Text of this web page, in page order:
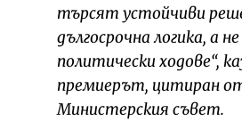
търсят устойчиви
дългосрочна логика, а
политически ходове“,
премиерът, цитиран
Министерския съвет.